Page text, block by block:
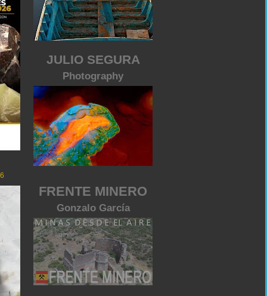
JULIO SEGURA
Photography
FRENTE MINERO
Gonzalo García